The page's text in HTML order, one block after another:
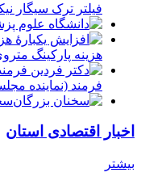
فیلتر ترک سیگار
هزینه پارکینگ
فرمند (نماينده
اخبار اقتصادی استان
بیشتر